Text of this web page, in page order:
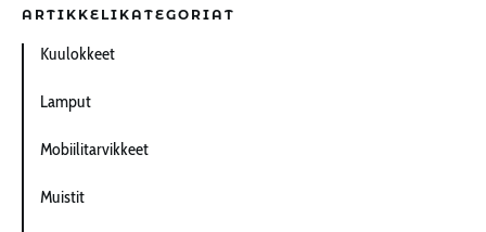
ARTIKKELIKATEGORIAT
Kuulokkeet
Lamput
Mobiilitarvikkeet
Muistit